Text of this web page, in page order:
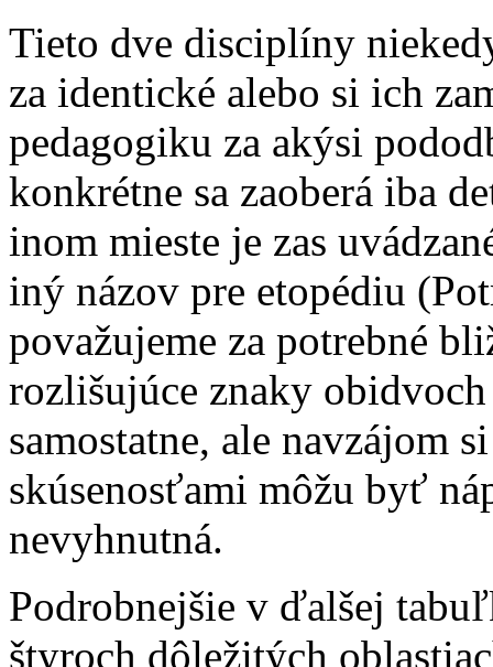
Tieto dve disciplíny
za identické alebo si ich
pedagogiku za akýsi
konkrétne sa zaoberá iba
inom mieste je zas
iný názov pre etopédiu
považujeme za potrebné
rozlišujúce znaky
samostatne, ale navzájom
skúsenosťami môžu byť
nevyhnutná.
Podrobnejšie v ďalšej
štyroch dôležitých